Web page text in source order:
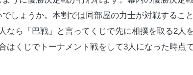
しょうか。本割では同部屋の力士が対戦するこ
人なら「巴戦」と言ってくじで先に相撲を取る2 人
はくじでトーナメント戦をして3 人になった時点